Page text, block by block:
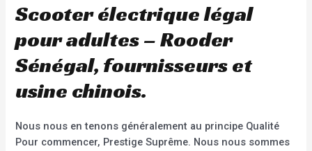
Scooter électrique légal
pour adultes – Rooder
Sénégal, fournisseurs et
usine chinois.
Nous nous en tenons généralement au principe Qualité
Pour commencer, Prestige Suprême. Nous nous sommes